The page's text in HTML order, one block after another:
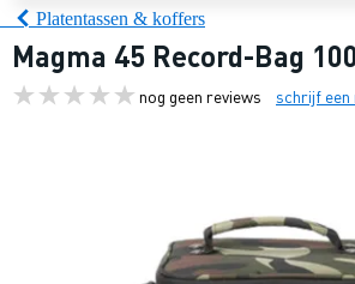
Platentassen & koffers
Magma 45 Record-Bag
nog geen reviews schrijf een